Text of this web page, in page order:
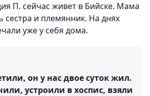
П. сейчас живет в Бийске. Мама
сестра и племянник. На днях
уже у себя дома.
он у нас двое суток жил.
устроили в хоспис, взяли